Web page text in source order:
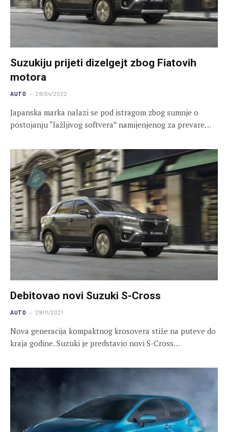
Suzukiju prijeti dizelgejt zbog Fiatovih
motora
AUTO 29/04/2022
Japanska marka nalazi se pod istragom zbog sumnje o
postojanju “lažljivog softvera” namijenjenog za prevare…
Debitovao novi Suzuki S-Cross
AUTO 29/11/2021
Nova generacija kompaktnog krosovera stiže na puteve do
kraja godine. Suzuki je predstavio novi S-Cross…